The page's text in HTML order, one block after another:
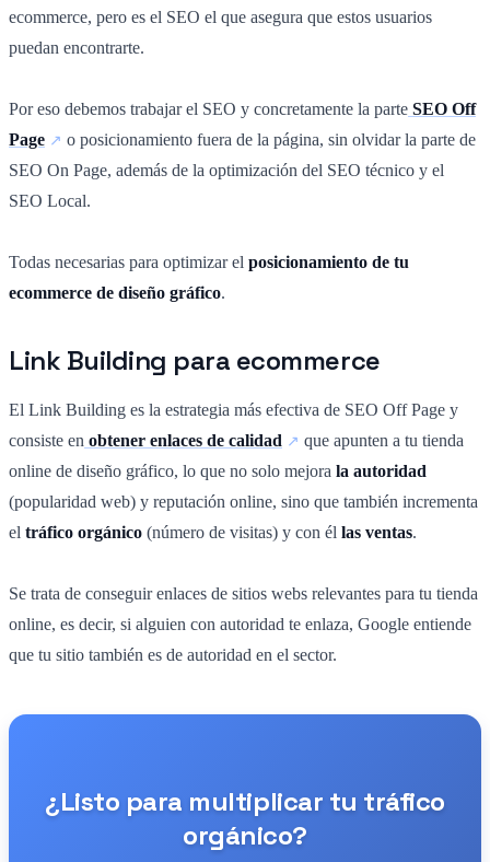
ecommerce, pero es el SEO el que asegura que estos usuarios
puedan encontrarte.
Por eso debemos trabajar el SEO y concretamente la parte SEO Off
Page
o posicionamiento fuera de la página, sin olvidar la parte de
SEO On Page, además de la optimización del SEO técnico y el
SEO Local.
Todas necesarias para optimizar el posicionamiento de tu
ecommerce de diseño gráfico.
Link Building para ecommerce
El Link Building es la estrategia más efectiva de SEO Off Page y
consiste en obtener enlaces de calidad
que apunten a tu tienda
online de diseño gráfico, lo que no solo mejora la autoridad
(popularidad web) y reputación online, sino que también incrementa
el tráfico orgánico (número de visitas) y con él las ventas.
Se trata de conseguir enlaces de sitios webs relevantes para tu tienda
online, es decir, si alguien con autoridad te enlaza, Google entiende
que tu sitio también es de autoridad en el sector.
¿Listo para multiplicar tu tráfico
orgánico?